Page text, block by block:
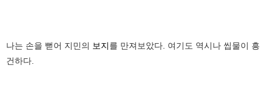
나는 손을 뻗어 지민의 보지를 만져보았다. 여기도 역시나 씹물이 흥
건하다.